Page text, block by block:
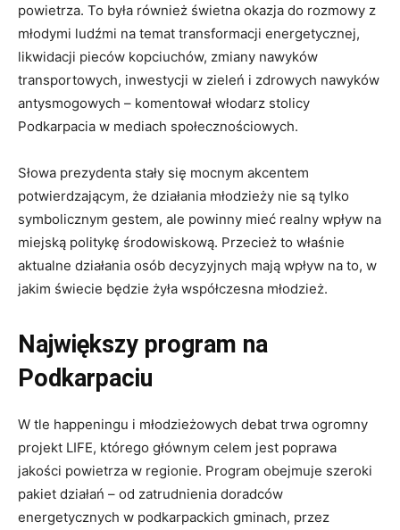
powietrza. To była również świetna okazja do rozmowy z
młodymi ludźmi na temat transformacji energetycznej,
likwidacji pieców kopciuchów, zmiany nawyków
transportowych, inwestycji w zieleń i zdrowych nawyków
antysmogowych – komentował włodarz stolicy
Podkarpacia w mediach społecznościowych.
Słowa prezydenta stały się mocnym akcentem
potwierdzającym, że działania młodzieży nie są tylko
symbolicznym gestem, ale powinny mieć realny wpływ na
miejską politykę środowiskową. Przecież to właśnie
aktualne działania osób decyzyjnych mają wpływ na to, w
jakim świecie będzie żyła współczesna młodzież.
Największy program na
Podkarpaciu
W tle happeningu i młodzieżowych debat trwa ogromny
projekt LIFE, którego głównym celem jest poprawa
jakości powietrza w regionie. Program obejmuje szeroki
pakiet działań – od zatrudnienia doradców
energetycznych w podkarpackich gminach, przez